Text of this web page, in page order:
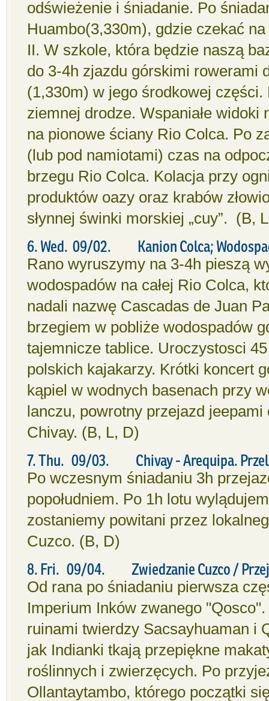
odświeżenie i śniadanie. Po
Huambo(3,330m), gdzie czekać
II. W szkole, która będzie naszą
do 3-4h zjazdu górskimi rowerami
(1,330m) w jego środkowej
ziemnej drodze. Wspaniałe
na pionowe ściany Rio Colca. Po
(lub pod namiotami) czas na
brzegu Rio Colca. Kolacja przy
produktów oazy oraz krabów
słynnej świnki morskiej „cuy”. (B,
6. Wed. 09/02. Kanion Colca;
Rano wyruszymy na 3-4h pieszą
wodospadów na całej Rio Colca,
nadali nazwę Cascadas de Juan
brzegiem w pobliże wodospadów
tajemnicze tablice. Uroczystosci
polskich kajakarzy. Krótki koncert
kąpiel w wodnych basenach przy
lanczu, powrotny przejazd
Chivay. (B, L, D)
7. Thu. 09/03. Chivay - Arequipa.
Po wczesnym śniadaniu 3h
popołudniem. Po 1h lotu
zostaniemy powitani przez
Cuzco. (B, D)
8. Fri. 09/04. Zwiedzanie Cuzco /
Od rana po śniadaniu pierwsza
Imperium Inków zwanego
ruinami twierdzy Sacsayhuaman i
jak Indianki tkają przepiękne
roślinnych i zwierzęcych. Po
Ollantaytambo, którego początki